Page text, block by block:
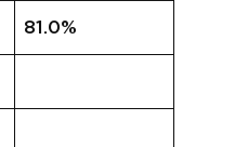
81.0%